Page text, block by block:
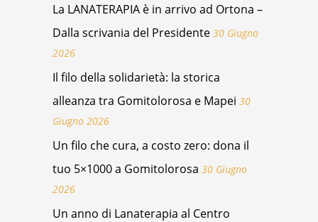
La LANATERAPIA è in arrivo ad Ortona –
Dalla scrivania del Presidente 30 Giugno
2026
Il filo della solidarietà: la storica
alleanza tra Gomitolorosa e Mapei 30
Giugno 2026
Un filo che cura, a costo zero: dona il
tuo 5×1000 a Gomitolorosa 30 Giugno
2026
Un anno di Lanaterapia al Centro